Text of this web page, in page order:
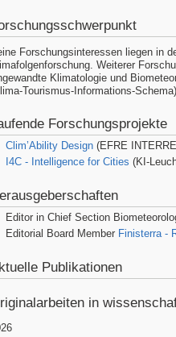
Forschungsinteressen liegen in
Weiterer
Klimatologie und
Tourismus-Informations-
Forschungsprojekte
Clim’Ability Design (EFRE
I4C - Intelligence for Cities(KI-
Editor in Chief Section
Editorial Board Member Finisterra -
Publikationen
in